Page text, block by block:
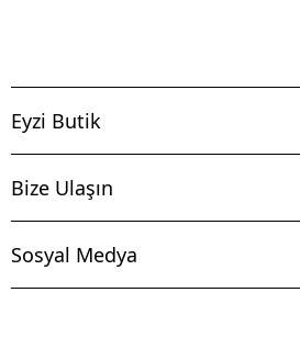
Eyzi Butik
Bize Ulaşın
Sosyal Medya